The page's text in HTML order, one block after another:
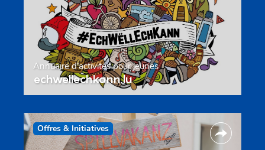
Annuaire d’activités pour jeunes
echwellechkann.lu
Offres & Initiatives